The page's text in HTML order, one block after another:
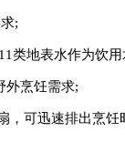
;
类地表水作为饮用
外烹饪需求;
，可迅速排出烹饪